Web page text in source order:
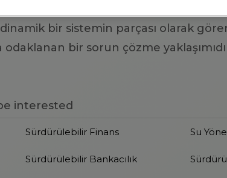
bir sistemin parçası olarak
bir sorun çözme
interested
Sürdürülebilir Finans Su
Sürdürülebilir Bankacılık